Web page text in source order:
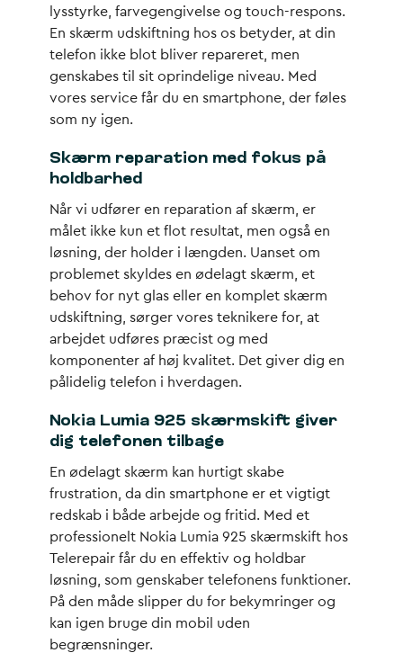
lysstyrke, farvegengivelse og touch-respons.
En skærm udskiftning hos os betyder, at din
telefon ikke blot bliver repareret, men
genskabes til sit oprindelige niveau. Med
vores service får du en smartphone, der føles
som ny igen.
Skærm reparation med fokus på
holdbarhed
Når vi udfører en reparation af skærm, er
målet ikke kun et flot resultat, men også en
løsning, der holder i længden. Uanset om
problemet skyldes en ødelagt skærm, et
behov for nyt glas eller en komplet skærm
udskiftning, sørger vores teknikere for, at
arbejdet udføres præcist og med
komponenter af høj kvalitet. Det giver dig en
pålidelig telefon i hverdagen.
Nokia Lumia 925 skærmskift giver
dig telefonen tilbage
En ødelagt skærm kan hurtigt skabe
frustration, da din smartphone er et vigtigt
redskab i både arbejde og fritid. Med et
professionelt Nokia Lumia 925 skærmskift hos
Telerepair får du en effektiv og holdbar
løsning, som genskaber telefonens funktioner.
På den måde slipper du for bekymringer og
kan igen bruge din mobil uden
begrænsninger.